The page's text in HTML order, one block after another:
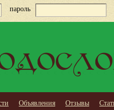
пароль
Объявления Отзывы